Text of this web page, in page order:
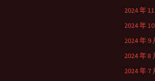
2024 年
2024 年
2024 年 9
2024 年 8
2024 年 7